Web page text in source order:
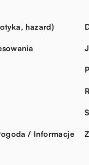
hazard)
/ Informacje